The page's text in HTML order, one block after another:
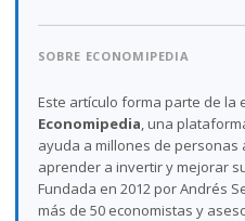
SOBRE ECONOMIPEDIA
Este artículo forma parte de la
Economipedia, una
ayuda a millones de personas
aprender a invertir y mejorar
Fundada en 2012 por Andrés
más de 50 economistas y